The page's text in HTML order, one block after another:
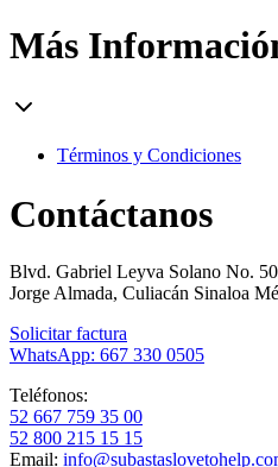
Más
Términos y Condiciones
Contáctanos
Blvd. Gabriel Leyva Solano No.
Jorge Almada, Culiacán Sinaloa
Solicitar factura
WhatsApp: 667 330 0505
Teléfonos:
52 667 759 35 00
52 800 215 15 15
Email: